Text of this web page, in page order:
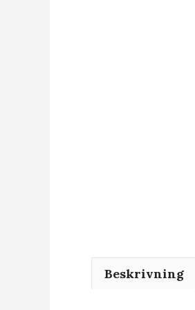
Beskrivning